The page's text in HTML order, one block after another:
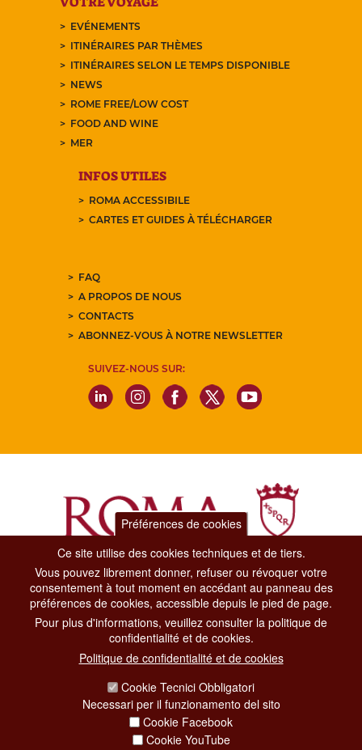
EVÉNEMENTS
ITINÉRAIRES PAR THÈMES
ITINÉRAIRES SELON LE TEMPS DISPONIBLE
NEWS
ROME FREE/LOW COST
FOOD AND WINE
MER
INFOS UTILES
ROMA ACCESSIBILE
CARTES ET GUIDES À TÉLÉCHARGER
FAQ
A PROPOS DE NOUS
CONTACTS
ABONNEZ-VOUS À NOTRE NEWSLETTER
SUIVEZ-NOUS SUR:
Dipartimento Grandi Eventi, Sport, Turismo e Moda.
Via di San Basilio, 51
00187 Roma
CONTACT CENTER TEL. 06 06 08
CONTATTA LA REDAZIONE
Préférences de cookies
Ce site utilise des cookies techniques et de tiers.
Vous pouvez librement donner, refuser ou révoquer votre
consentement à tout moment en accédant au panneau des
préférences de cookies, accessible depuis le pied de page.
Pour plus d'informations, veuillez consulter la politique de
confidentialité et de cookies.
Politique de confidentialité et de cookies
Cookie Tecnici Obbligatori
Necessari per il funzionamento del sito
Cookie Facebook
Cookie YouTube